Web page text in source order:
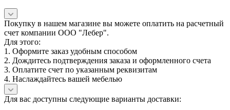
Покупку в нашем магазине вы можете оплатить на расчетный
счет компании ООО "Лебер".
Для этого:
1. Оформите заказ удобным способом
2. Дождитесь подтверждения заказа и оформленного счета
3. Оплатите счет по указанным реквизитам
4. Наслаждайтесь вашей мебелью
Для вас доступны следующие варианты доставки: